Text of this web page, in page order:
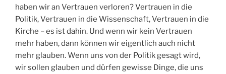
haben wir an Vertrauen verloren? Vertrauen in die
Politik, Vertrauen in die Wissenschaft, Vertrauen in die
Kirche – es ist dahin. Und wenn wir kein Vertrauen
mehr haben, dann können wir eigentlich auch nicht
mehr glauben. Wenn uns von der Politik gesagt wird,
wir sollen glauben und dürfen gewisse Dinge, die uns